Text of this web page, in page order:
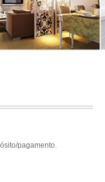
pagamento.